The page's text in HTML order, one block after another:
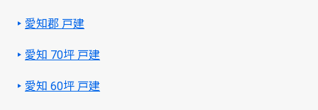
愛知郡 戸建
愛知 70坪 戸建
愛知 60坪 戸建